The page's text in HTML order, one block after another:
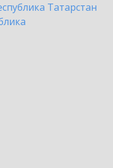
Татарстан